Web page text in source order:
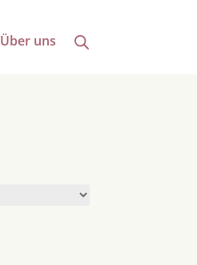
Über uns